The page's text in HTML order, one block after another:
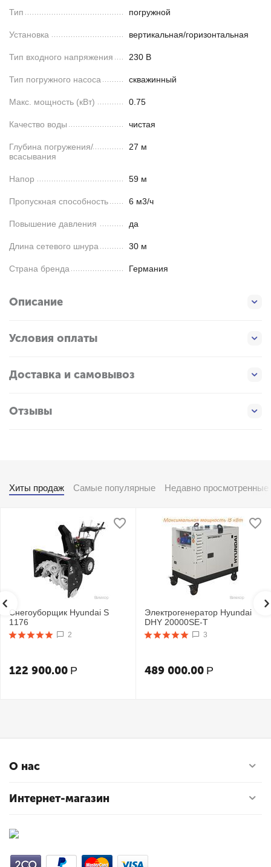
Тип погружной
Установка вертикальная/горизонтальная
Тип входного напряжения 230 В
Тип погружного насоса скважинный
Макс. мощность (кВт) 0.75
Качество воды чистая
Глубина погружения/
всасывания
27 м
Напор 59 м
Пропускная способность 6 м3/ч
Повышение давления да
Длина сетевого шнура 30 м
Страна бренда Германия
Описание
Условия оплаты
Доставка и самовывоз
Отзывы
Хиты продаж Самые популярные Недавно просмотренные
Снегоуборщик Hyundai S
1176
2
122 900.00 Р
Электрогенератор Hyundai
DHY 20000SE-T
3
489 000.00 Р
О нас
Интернет-магазин